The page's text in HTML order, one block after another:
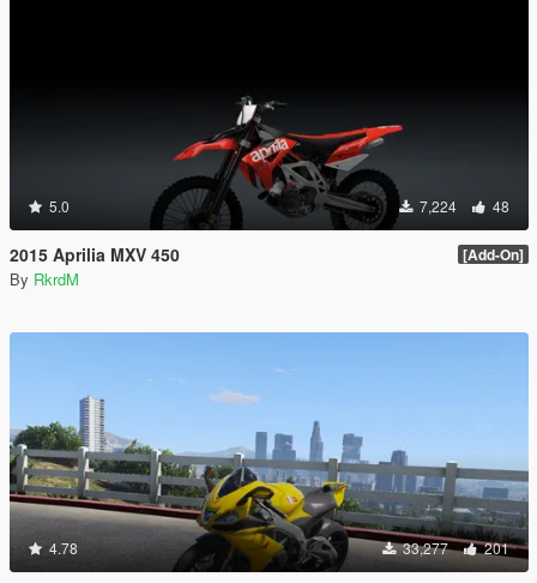
5.0 7,224 48
2015 Aprilia MXV 450 [Add-On]
By RkrdM
4.78 33,277 201